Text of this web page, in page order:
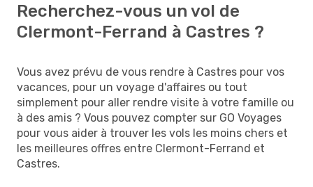
Recherchez-vous un vol de
Clermont-Ferrand à Castres ?
Vous avez prévu de vous rendre à Castres pour vos
vacances, pour un voyage d'affaires ou tout
simplement pour aller rendre visite à votre famille ou
à des amis ? Vous pouvez compter sur GO Voyages
pour vous aider à trouver les vols les moins chers et
les meilleures offres entre Clermont-Ferrand et
Castres.